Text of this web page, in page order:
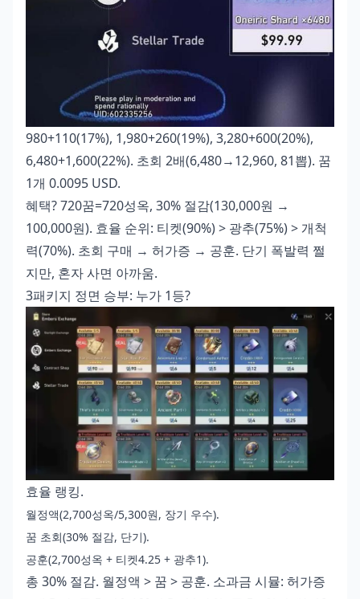
980+110(17%), 1,980+260(19%), 3,280+600(20%),
6,480+1,600(22%). 초회 2배(6,480→12,960, 81뽑). 꿈
1개 0.0095 USD.
혜택? 720꿈=720성옥, 30% 절감(130,000원 →
100,000원). 효율 순위: 티켓(90%) > 광추(75%) > 개척
력(70%). 초회 구매 → 허가증 → 공훈. 단기 폭발력 쩔
지만, 혼자 사면 아까움.
3패키지 정면 승부: 누가 1등?
효율 랭킹.
월정액(2,700성옥/5,300원, 장기 우수).
꿈 초회(30% 절감, 단기).
공훈(2,700성옥 + 티켓4.25 + 광추1).
총 30% 절감. 월정액 > 꿈 > 공훈. 소과금 시뮬: 허가증